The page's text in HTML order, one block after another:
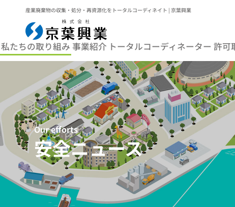
産業廃棄物の収集・処分・再資源化をトータルコーディネイト | 京葉興業
私たちの取り組み 事業紹介 トータルコーディネーター 許可
Our efforts
安全ニュース